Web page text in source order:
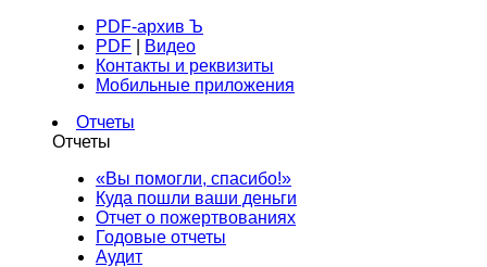
PDF-архив Ъ
PDF
Видео
Контакты и реквизиты
Мобильные приложения
Отчеты
Отчеты
«Вы помогли, спасибо!»
Куда пошли ваши деньги
Отчет о пожертвованиях
Годовые отчеты
Аудит